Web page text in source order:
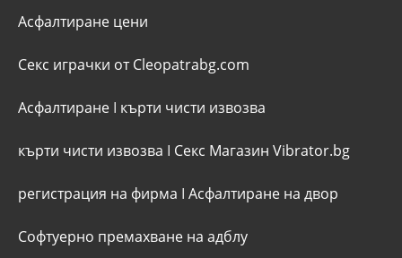
Асфалтиране цени
Секс играчки от Cleopatrabg.com
Асфалтиране I кърти чисти извозва
кърти чисти извозва I Секс Магазин Vibrator.bg
регистрация на фирма I Асфалтиране на двор
Софтуерно премахване на адблу